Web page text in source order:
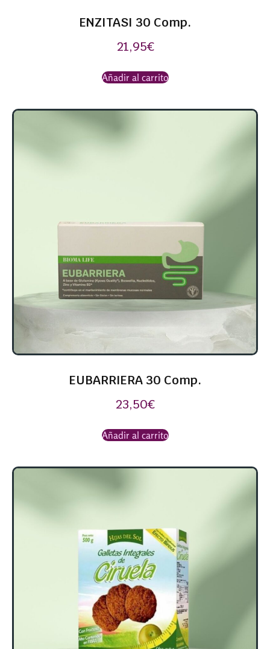
ENZITASI 30 Comp.
21,95€
Añadir al carrito
EUBARRIERA 30 Comp.
23,50€
Añadir al carrito